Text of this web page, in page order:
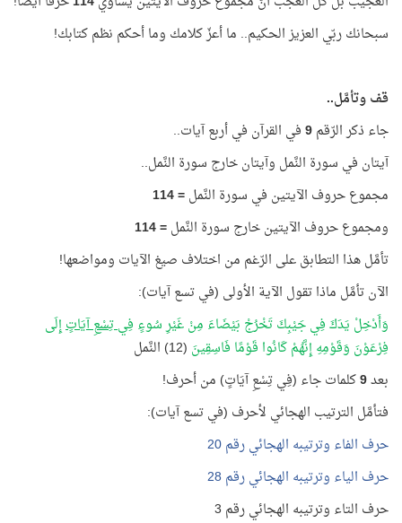
سبحانك ربّي العزيز الحكيم.. ما أعزّ كلامك وما أحكم نظم كتابك!
قف وتأمَّل..
جاء ذكر الرّقم9في القرآن في أربع آيات..
آيتان في سورة النَّمل وآيتان خارج سورة النَّمل..
مجموع حروف الآيتين في سورة النَّمل=
114
ومجموع حروف الآيتين خارج سورة النَّمل=
114
تأمَّل هذا التطابق على الرّغم من اختلاف صيغ الآيات ومواضعها!
الآن تأمَّل ماذا تقول الآية الأولى (في تسع آيات):
وَأَدْخِلْ يَدَكَ فِي جَيْبِكَ تَخْرُجْ بَيْضَاءَ مِنْ غَيْرِ سُوءٍ فِي تِسْعِ آيَاتٍإِلَى
فِرْعَوْنَ وَقَوْمِهِ إِنَّهُمْ كَانُوا قَوْمًا فَاسِقِينَ (12) النَّمل
بعد9كلمات جاء (فِي تِسْعِ آيَاتٍ) من أحرف!
فتأمَّل الترتيب الهجائي لأحرف (في تسع آيات):
حرف الفاء وترتيبه الهجائي رقم 20
حرف الياء وترتيبه الهجائي رقم 28
حرف التاء وترتيبه الهجائي رقم 3